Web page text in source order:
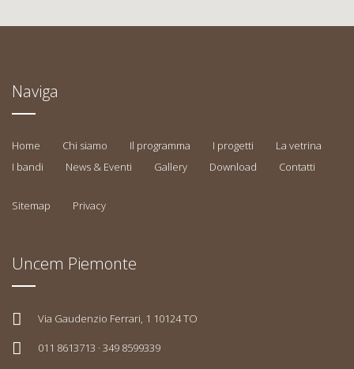
Naviga
Home Chi siamo Il programma I progetti
La vetrina
I bandi
News & Eventi Gallery Download Contatti
Sitemap Privacy
Uncem Piemonte
Via Gaudenzio Ferrari, 1 10124 TO
011 8613713 · 349 8599339